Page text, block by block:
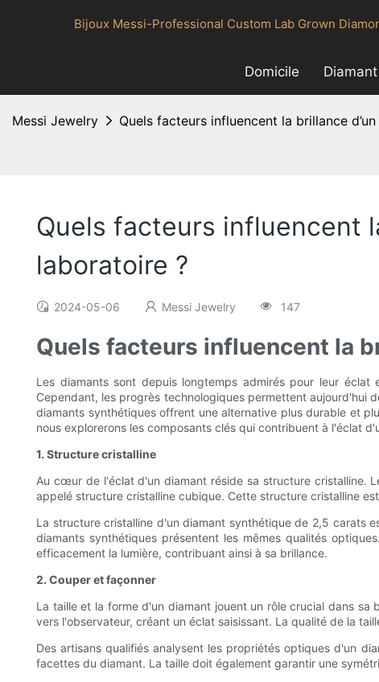
Bijoux Messi-Professional Custom Lab Grown
Domicile
Messi Jewelry Quels facteurs influencent la brillance
Quels facteurs influencent
laboratoire ?
2024-05-06 Messi Jewelry 147
Quels facteurs influencent la
Les diamants sont depuis longtemps admirés pour leur
Cependant, les progrès technologiques permettent aujourd'hui
diamants synthétiques offrent une alternative plus durable et
nous explorerons les composants clés qui contribuent à l'éclat
1. Structure cristalline
Au cœur de l'éclat d'un diamant réside sa structure cristalline.
appelé structure cristalline cubique. Cette structure cristalline
La structure cristalline d'un diamant synthétique de 2,5 carats
diamants synthétiques présentent les mêmes qualités
efficacement la lumière, contribuant ainsi à sa brillance.
2. Couper et façonner
La taille et la forme d'un diamant jouent un rôle crucial dans
vers l'observateur, créant un éclat saisissant. La qualité de la
Des artisans qualifiés analysent les propriétés optiques d'un
facettes du diamant. La taille doit également garantir une